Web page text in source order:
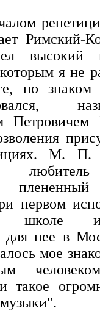
Римский-
высокий
я не
но
Петровичем
М. П.
первом
школе
для нее в
мое
такое